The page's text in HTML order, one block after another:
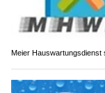
Meier Hauswartungsdienst